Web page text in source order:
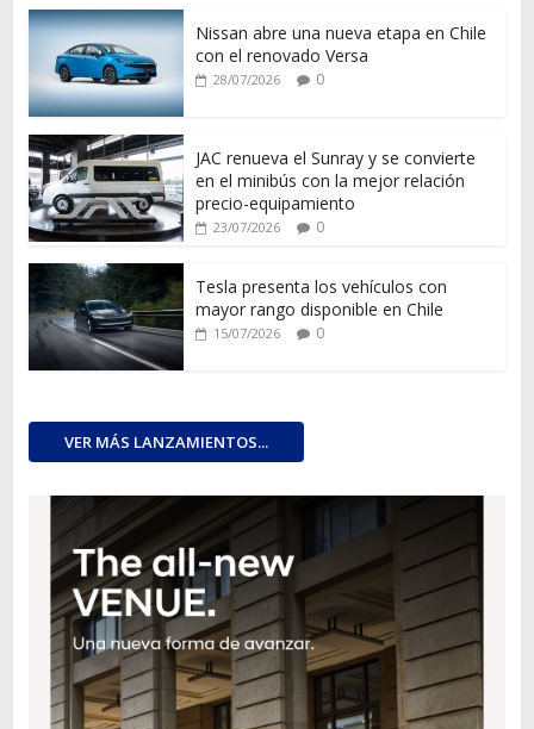
Nissan abre una nueva etapa en Chile
con el renovado Versa
28/07/2026 0
JAC renueva el Sunray y se convierte
en el minibús con la mejor relación
precio-equipamiento
23/07/2026 0
Tesla presenta los vehículos con
mayor rango disponible en Chile
15/07/2026 0
VER MÁS LANZAMIENTOS...